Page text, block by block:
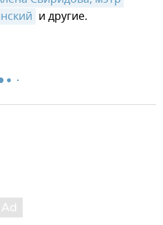
и другие.